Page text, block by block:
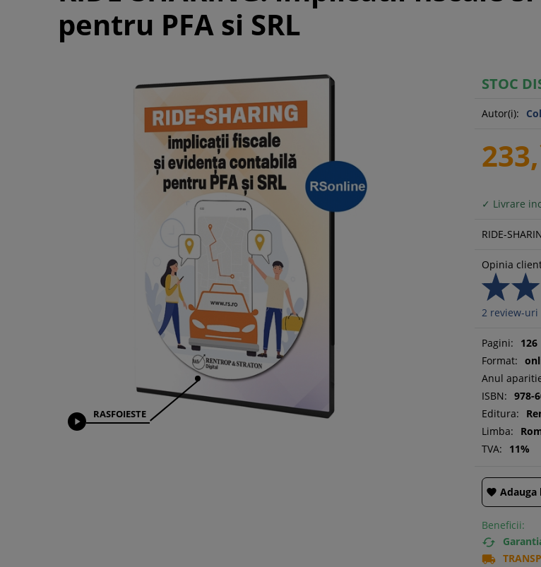
pentru PFA si SRL

RASFOIESTE
STOC
Autor(i):
233,
✓ Livrare
RIDE-
Opinia
2 review-uri
Pagini:
126
Format:
Anul
ISBN: 978-
Editura:
Limba:
TVA:
11%

Beneficii:

